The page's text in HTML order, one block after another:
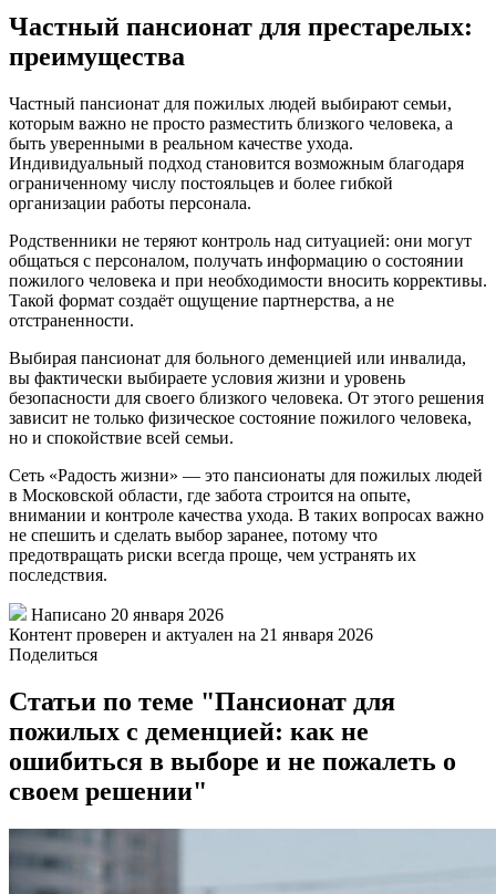
Частный пансионат для престарелых:
преимущества
Частный пансионат для пожилых людей выбирают семьи,
которым важно не просто разместить близкого человека, а
быть уверенными в реальном качестве ухода.
Индивидуальный подход становится возможным благодаря
ограниченному числу постояльцев и более гибкой
организации работы персонала.
Родственники не теряют контроль над ситуацией: они могут
общаться с персоналом, получать информацию о состоянии
пожилого человека и при необходимости вносить коррективы.
Такой формат создаёт ощущение партнерства, а не
отстраненности.
Выбирая пансионат для больного деменцией или инвалида,
вы фактически выбираете условия жизни и уровень
безопасности для своего близкого человека. От этого решения
зависит не только физическое состояние пожилого человека,
но и спокойствие всей семьи.
Сеть «Радость жизни» — это пансионаты для пожилых людей
в Московской области, где забота строится на опыте,
внимании и контроле качества ухода. В таких вопросах важно
не спешить и сделать выбор заранее, потому что
предотвращать риски всегда проще, чем устранять их
последствия.
Написано 20 января 2026
Контент проверен и актуален на 21 января 2026
Поделиться
Статьи по теме "Пансионат для
пожилых с деменцией: как не
ошибиться в выборе и не пожалеть о
своем решении"